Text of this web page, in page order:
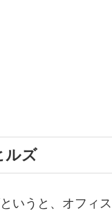
ルズ
いうと、オフィ